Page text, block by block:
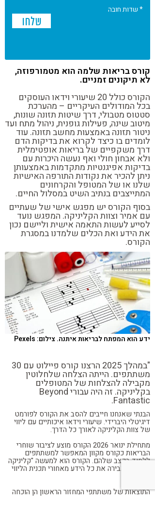
* שדות חובה
קורס בריאות שלמה הוא מטמורפוזה,
לא תיקונים זמניים.
הקורס כולל 20 שיעורי וידאו העוסקים
בכל המודולים העיקריים – מהערכת
סטטוס מטבולי, דרך שיטות תזונה שונות,
מיטוב שינה, פעילות גופנית, ניהול מתח ועד
ניטור תזונה באמצעות מחשב תזונה. עוד
לומדים בו כיצד לקרוא את בדיקות הדם
דרך משקפיים של בריאות אופטימלית
ולא אבחון חולי ואף נעשה היכרות עם
בדיקות אפיגנטיות מתקדמות באמצעותן
ניתן להכיר את נקודות התורפה האישיות
שלנו או של המטופל והקרחונים
המתייצבים בנתיב השיט במסלול החיים.
בסוף הקורס יש מפגש אישי של שעתיים
עם אמיר וצוות הקליניקה. המפגש נועד
לסייע לעשות התאמה אישית וליישם נכון
את הידע ואת הכלים שלמדנו במסגרת
הקורס.
ידע הוא המפתח לבריאות איתנה. צילום: Pexels
"במהלך 2025 הרצנו קורס פיילוט עם 30
משתתפים. הייתה הצלחה שלחלוטין
מקבילה להצלחות של המטופלים
בקליניקה. זה היה עבורי Beyond
Fantastic.
הבנתי שאנחנו חייבים להסב את הקורס לפורמט
דיגיטלי היברידי. שיעורי וידאו איכותיים עם ליווי
של צוות הקליניקה לאורך כל הדרך.
מתחילת ינואר 2026 הקורס מוצע לציבור שוחרי
הבריאות כקורס מקוון המאפשר למשתתפים
ללמוד בקצב שלהם. הקורס הוא למעשה "קליניקה
DIY" שמעבירה את כל הידע מאחורי תכנית הליווי
התוצאות של משתתפי המחזור הראשון הן הוכחה